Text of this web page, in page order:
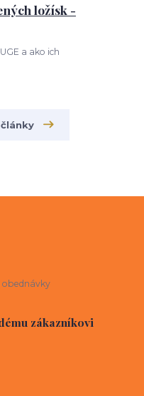
ložísk -
a ako ich
obednávky
zákazníkovi